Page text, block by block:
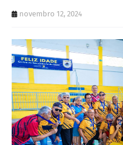
novembro 12, 2024